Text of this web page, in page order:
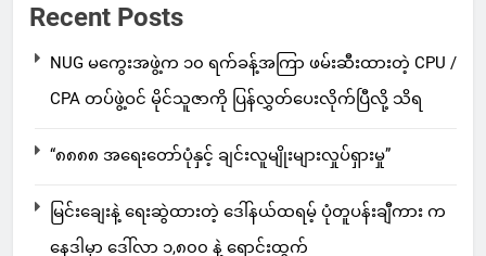
Recent Posts
NUG မကွေးအဖွဲ့က ၁၀ ရက်ခန့်အကြာ ဖမ်းဆီးထားတဲ့ CPU /
CPA တပ်ဖွဲ့ဝင် မိုင်သူဇာကို ပြန်လွှတ်ပေးလိုက်ပြီလို့ သိရ
“၈၈၈၈ အရေးတော်ပုံနှင့် ချင်းလူမျိုးများလှုပ်ရှားမှု”
မြင်းချေးနဲ့ ရေးဆွဲထားတဲ့ ဒေါ်နယ်ထရမ့် ပုံတူပန်းချီကား က
နေဒါမှာ ဒေါ်လာ ၁,၈၀၀ နဲ့ ရောင်းထွက်